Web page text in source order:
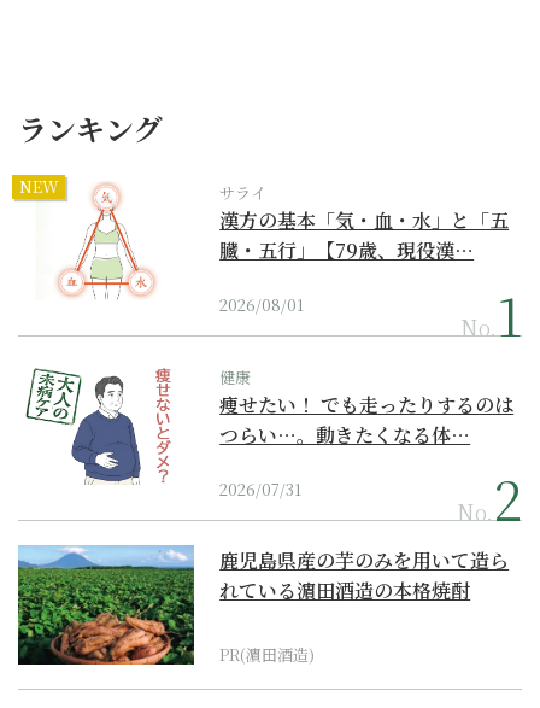
ランキング
NEW サライ
漢方の基本「気・血・水」と「五
臓・五行」【79歳、現役漢…
2026/08/01
No.
健康
痩せたい！ でも走ったりするのは
つらい…。動きたくなる体…
2026/07/31
No.
鹿児島県産の芋のみを用いて造ら
れている濵田酒造の本格焼酎
PR(濵田酒造)